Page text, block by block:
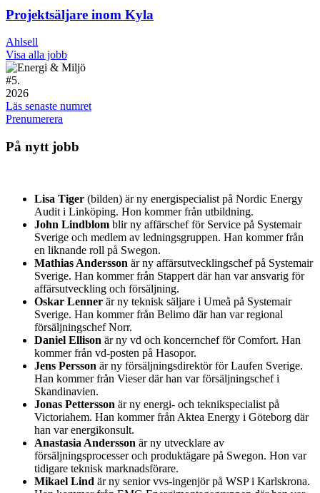
Projektsäljare inom Kyla
Ahlsell
Visa alla jobb
#5.
2026
Läs senaste numret
Prenumerera
På nytt jobb
Lisa Tiger (bilden) är ny energispecialist på Nordic Energy
Audit i Linköping. Hon kommer från utbildning.
John Lindblom blir ny affärschef för Service på Systemair
Sverige och medlem av ledningsgruppen. Han kommer från
en liknande roll på Swegon.
Mathias Andersson är ny affärsutvecklingschef på Systemair
Sverige. Han kommer från Stappert där han var ansvarig för
affärsutveckling och försäljning.
Oskar Lenner är ny teknisk säljare i Umeå på Systemair
Sverige. Han kommer från Belimo där han var regional
försäljningschef Norr.
Daniel Ellison är ny vd och koncernchef för Comfort. Han
kommer från vd-posten på Hasopor.
Jens Persson är ny försäljningsdirektör för Laufen Sverige.
Han kommer från Vieser där han var försäljningschef i
Skandinavien.
Jonas Pettersson är ny energi- och teknikspecialist på
Victoriahem. Han kommer från Aktea Energy i Göteborg där
han var energikonsult.
Anastasia Andersson är ny utvecklare av
försäljningsprocesser och produktägare på Swegon. Hon var
tidigare teknisk marknadsförare.
Mikael Lind är ny senior vvs-ingenjör på WSP i Karlskrona.